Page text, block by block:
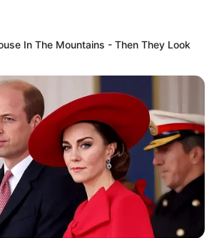
In The Mountains - Then They Look